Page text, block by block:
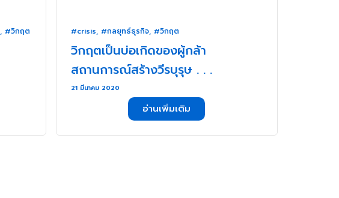
, #วิกฤต #crisis, #กลยุทธ์ธุรกิจ, #วิกฤต
วิกฤตเป็นบ่อเกิดของผู้กล้า
สถานการณ์สร้างวีรบุรุษ . . .
21 มีนาคม 2020
อ่านเพิ่มเติม